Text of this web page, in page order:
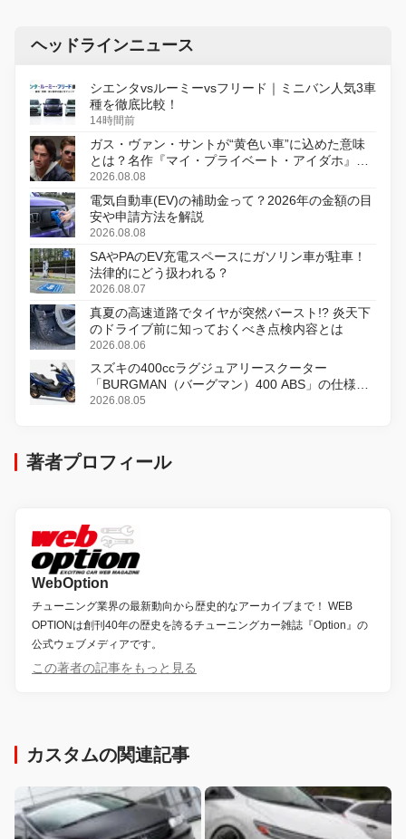
ヘッドラインニュース
シエンタvsルーミーvsフリード｜ミニバン人気3車
種を徹底比較！
14時間前
ガス・ヴァン・サントが“黄色い車”に込めた意味
とは？名作『マイ・プライベート・アイダホ』が
初のデジタルリマスター版で復活
2026.08.08
電気自動車(EV)の補助金って？2026年の金額の目
安や申請方法を解説
2026.08.08
SAやPAのEV充電スペースにガソリン車が駐車！
法律的にどう扱われる？
2026.08.07
真夏の高速道路でタイヤが突然バースト!? 炎天下
のドライブ前に知っておくべき点検内容とは
2026.08.06
スズキの400ccラグジュアリースクーター
「BURGMAN（バーグマン）400 ABS」の仕様を
変更し、8月18日に発売
2026.08.05
著者プロフィール
WebOption
チューニング業界の最新動向から歴史的なアーカイブまで！ WEB
OPTIONは創刊40年の歴史を誇るチューニングカー雑誌『Option』の
公式ウェブメディアです。
この著者の記事をもっと見る
カスタムの関連記事